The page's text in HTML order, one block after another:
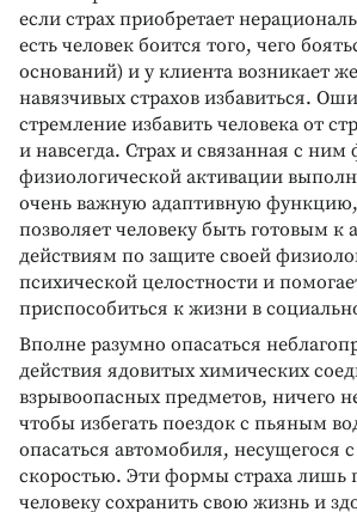
если страх приобретает
есть человек боится того, чего
оснований) и у клиента возникает
навязчивых страхов избавиться.
стремление избавить человека от
и навсегда. Страх и связанная с
физиологической активации
очень важную адаптивную
позволяет человеку быть готовым к
действиям по защите своей
психической целостности и
приспособиться к жизни в
Вполне разумно опасаться
действия ядовитых химических
взрывоопасных предметов, ничего
чтобы избегать поездок с пьяным
опасаться автомобиля, несущегося
скоростью. Эти формы страха лишь
человеку сохранить свою жизнь и